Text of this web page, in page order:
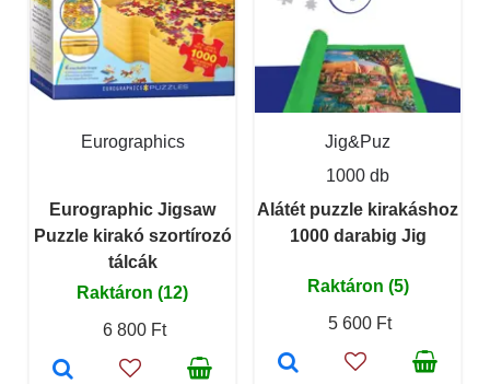
Eurographics
Eurographic Jigsaw
Puzzle kirakó szortírozó
tálcák
Raktáron (12)
6 800 Ft
Jig&Puz
1000 db
Alátét puzzle kirakáshoz
1000 darabig Jig
Raktáron (5)
5 600 Ft